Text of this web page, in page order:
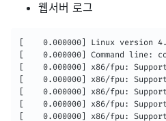
웹서버 로그
[    0.000000] Linux version
[    0.000000] Command line:
[    0.000000] x86/fpu:
[    0.000000] x86/fpu:
[    0.000000] x86/fpu:
[    0.000000] x86/fpu:
[    0.000000] x86/fpu: